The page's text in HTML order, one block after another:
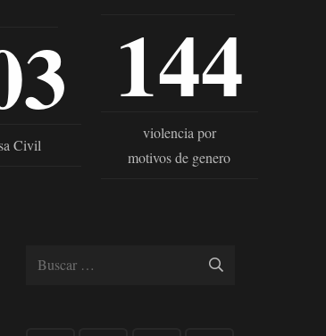
Civil
144
violencia por
motivos de genero
Buscar: